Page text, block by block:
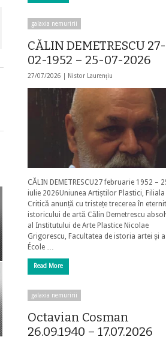
galaxia nemuririi
CĂLIN DEMETRESCU 27-
02-1952 – 25-07-2026
27/07/2026 | Nistor Laurențiu
CĂLIN DEMETRESCU27 februarie 1952 –
iulie 2026Uniunea Artiștilor Plastici, Filiala
Critică anunță cu tristețe trecerea în
istoricului de artă Călin Demetrescu
al Institutului de Arte Plastice Nicolae
Grigorescu, Facultatea de istoria artei și a
École …
Read More
galaxia nemuririi
Octavian Cosman
26.09.1940 – 17.07.2026